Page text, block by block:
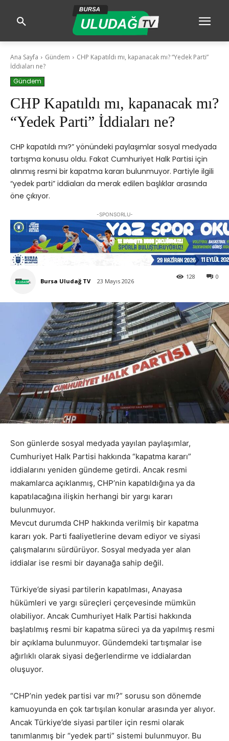
Ana Sayfa Gündem
CHP Kapatıldı mı, kapanacak mı? “Yedek Parti”
İddiaları ne?
Gündem
CHP Kapatıldı mı, kapanacak mı?
“Yedek Parti” İddiaları ne?
CHP kapatıldı mı?” yönündeki paylaşımlar sosyal medyada
tartışma konusu oldu. Fakat Cumhuriyet Halk Partisi için
alınmış resmi bir kapatma kararı bulunmuyor. Partiyle ilgili
“yedek parti” iddiaları da merak edilen başlıklar arasında
öne çıkıyor.
-SPONSORLU-
Bursa Uludağ TV 23 Mayıs 2026
0
128
Son günlerde sosyal medyada yayılan paylaşımlar,
Cumhuriyet Halk Partisi hakkında “kapatma kararı”
iddialarını yeniden gündeme getirdi. Ancak resmi
makamlarca açıklanmış, CHP’nin kapatıldığına ya da
kapatılacağına ilişkin herhangi bir yargı kararı
bulunmuyor.
Mevcut durumda CHP hakkında verilmiş bir kapatma
kararı yok. Parti faaliyetlerine devam ediyor ve siyasi
çalışmalarını sürdürüyor. Sosyal medyada yer alan
iddialar ise resmi bir dayanağa sahip değil.
Türkiye’de siyasi partilerin kapatılması, Anayasa
hükümleri ve yargı süreçleri çerçevesinde mümkün
olabiliyor. Ancak Cumhuriyet Halk Partisi hakkında
başlatılmış resmi bir kapatma süreci ya da yapılmış resmi
bir açıklama bulunmuyor. Gündemdeki tartışmalar ise
ağırlıklı olarak siyasi değerlendirme ve iddialardan
oluşuyor.
“CHP’nin yedek partisi var mı?” sorusu son dönemde
kamuoyunda en çok tartışılan konular arasında yer alıyor.
Ancak Türkiye’de siyasi partiler için resmi olarak
tanımlanmış bir “yedek parti” sistemi bulunmuyor. Bu